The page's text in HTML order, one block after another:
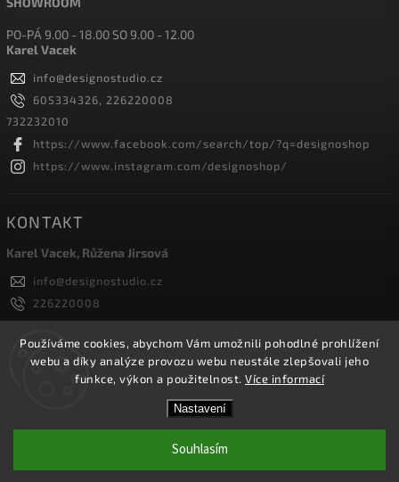
Používáme cookies, abychom Vám umožnili pohodlné prohlížení
webu a díky analýze provozu webu neustále zlepšovali jeho
funkce, výkon a použitelnost. Více informací
Nastavení
Souhlasím
PO-PÁ 9.00 - 18.00 SO 9.00 - 12.00
Karel Vacek
info@designostudio.cz
605334326, 226220008
732232010
https://www.facebook.com/search/top/?q=designoshop
https://www.instagram.com/designoshop/
KONTAKT
Karel Vacek, Růžena Jirsová
info@designostudio.cz
226220008
605334326, 732232010
Designoshop
designoshop
Designoshop. Všechna práva vyhrazena.